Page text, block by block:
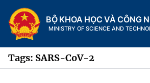
BỘ KHOA HỌC VÀ CÔNG
MINISTRY OF SCIENCE AND
Tags: SARS-CoV-2